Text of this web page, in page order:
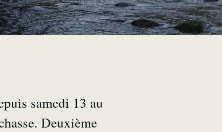
samedi 13 au
Deuxième